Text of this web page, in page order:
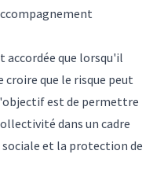
que lorsqu'il
que le risque peut
est de permettre
dans un cadre
et la protection de